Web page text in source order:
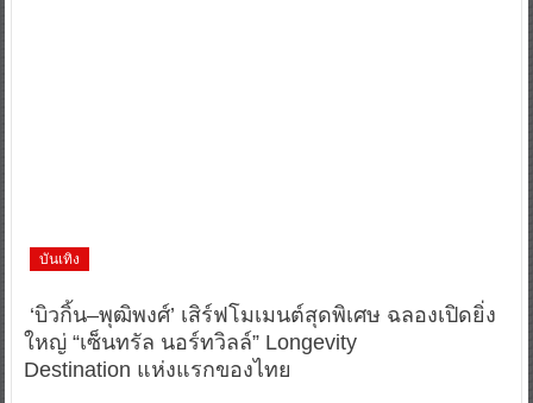
บันเทิง
‘บิวกิ้น–พุฒิพงศ์’ เสิร์ฟโมเมนต์สุดพิเศษ ฉลองเปิดยิ่ง
ใหญ่ “เซ็นทรัล นอร์ทวิลล์” Longevity
Destination แห่งแรกของไทย